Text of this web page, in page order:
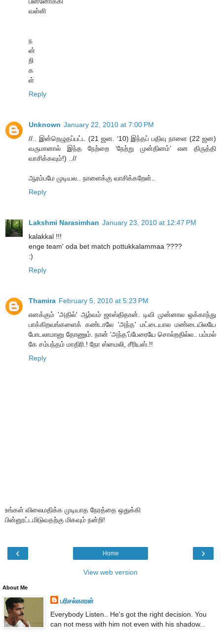
வள்ளி
ந
ன்
றி
க
ள்
Reply
Unknown January 22, 2010 at 7:00 PM
//.. இன்றெழுதப்பட்ட (21 ஜன. ‘10) இந்தப் பதிவு நாளை (22 ஜன)
வருமானால் இந்த நேற்றை ‘நேற்று முன்தினம்’ என திருத்தி
வாசிக்கவும்!) ..//
ஆரம்பமே முடியல.. நாளைக்கு வாசிக்கறேன்..
Reply
Lakshmi Narasimhan January 23, 2010 at 12:47 PM
kalakkal !!!
enge team' oda bet match pottukkalammaa ????
:)
Reply
Thamira February 5, 2010 at 5:23 PM
எனக்கும் 'அதில்' ஆர்வம் ஜாஸ்திதான். டிவி முன்னால ஒக்காந்து
பாக்கிறவங்களைக் கண்டாலே 'அந்த' மட்டையால மண்டையிலயே
போடலாமானு தோணும். நான் 'அந்த'ப்பேரையே சொல்றதில்ல.. பம்மல்
கே சம்பந்தம் மாதிரி.! நோ ஸ்மைலி, சீரியஸ்.!!
Reply
உங்கள் விலைமதிக்க முடியாத நேரத்தை ஒதுக்கி
பின்னூட்டமிடுவதற்கு மிகவும் நன்றி!
‹ ›
Home
View web version
About Me
பரிசல்காரன்
Everybody Listen.. He's got the right decision. You
can not mess with him not even with his shadow...